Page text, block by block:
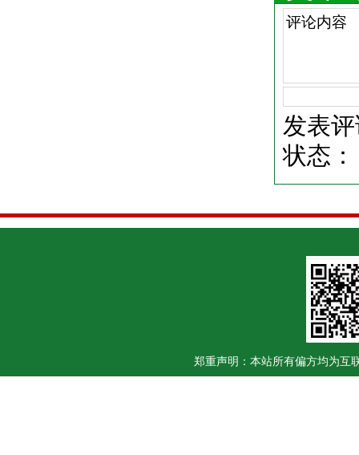
发表
状态
郑重声明：本站所有偏方均为互